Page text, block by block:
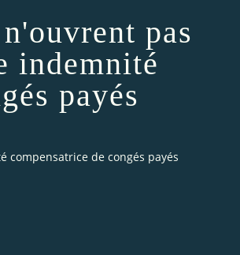
pas
indemnité
payés
compensatrice de congés payés